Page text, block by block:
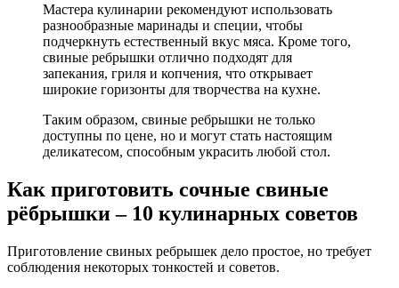
Мастера кулинарии рекомендуют использовать
разнообразные маринады и специи, чтобы
подчеркнуть естественный вкус мяса. Кроме того,
свиные ребрышки отлично подходят для
запекания, гриля и копчения, что открывает
широкие горизонты для творчества на кухне.
Таким образом, свиные ребрышки не только
доступны по цене, но и могут стать настоящим
деликатесом, способным украсить любой стол.
Как приготовить сочные свиные
рёбрышки – 10 кулинарных советов
Приготовление свиных ребрышек дело простое, но требует
соблюдения некоторых тонкостей и советов.